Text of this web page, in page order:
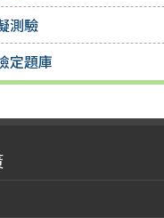
測驗
定題庫